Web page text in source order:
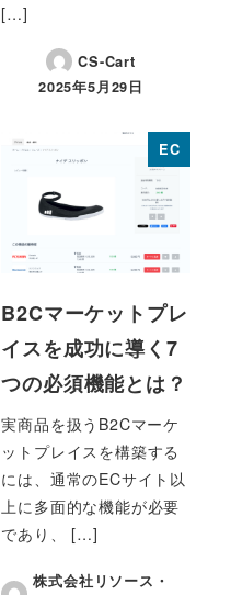
[…]
CS-Cart
投稿日
2025年5月29日
EC
B2Cマーケットプレ
イスを成功に導く7
つの必須機能とは？
実商品を扱うB2Cマーケ
ットプレイスを構築する
には、通常のECサイト以
上に多面的な機能が必要
であり、 […]
株式会社リソース・